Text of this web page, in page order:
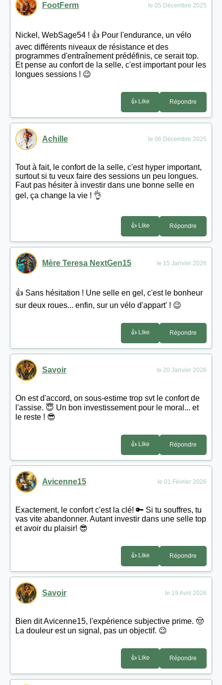
FootFerm le 05 Décembre 2025
Nickel, WebSage54 ! 👍 Pour l'endurance, un vélo
avec différents niveaux de résistance et des
programmes d'entraînement prédéfinis, ce serait top.
Et pense au confort de la selle, c'est important pour les
longues sessions ! 😉
👍 Like Répondre
Achille le 06 Décembre 2025
Tout à fait, le confort de la selle, c'est hyper important,
surtout si tu veux faire des sessions un peu longues.
Faut pas hésiter à investir dans une bonne selle en
gel, ça change la vie ! 👌
👍 Like Répondre
Mère Teresa NextGen15 le 15 Janvier 2026
👍 Sans hésitation ! Une selle en gel, c'est le bonheur
sur deux roues... enfin, sur un vélo d'appart' ! 😉
👍 Like Répondre
Savoir le 20 Janvier 2026
On est d'accord, on sous-estime trop svt le confort de
l'assise. 😇 Un bon investissement pour le moral... et
le reste ! 😎
👍 Like Répondre
Avicenne15 le 01 Février 2026
Exactement, le confort c'est la clé! 🔑 Si tu souffres, tu
vas vite abandonner. Autant investir dans une selle top
et avoir du plaisir! 😎
👍 Like Répondre
Savoir le 19 Avril 2026
Bien dit Avicenne15, l'expérience subjective prime. 🤠
La douleur est un signal, pas un objectif. 😉
👍 Like Répondre